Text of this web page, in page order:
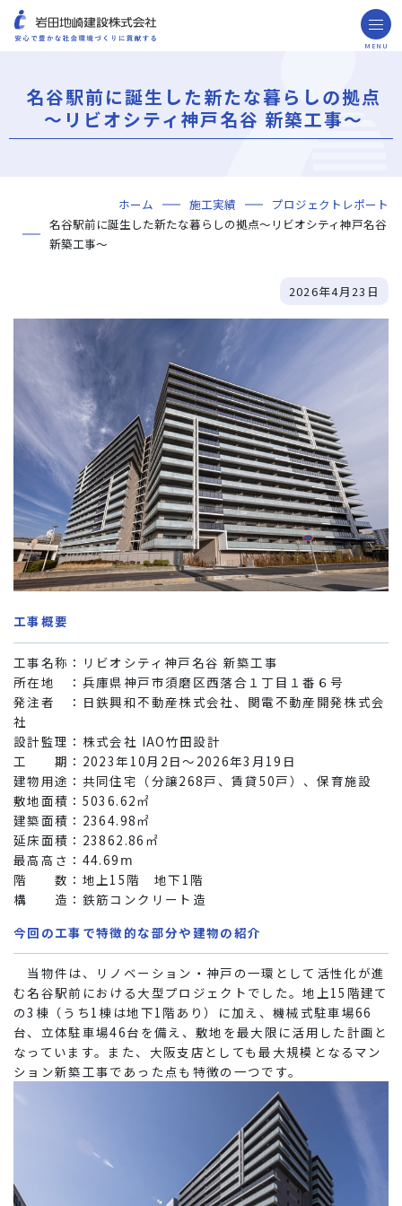
MENU
企業情報
ごあいさつ
ミッション・ビジョン・社訓
会社概要
組織図
役員一覧
沿革
岩田地崎の歴史
事業所一覧
関連会社
プレスリリース
財務情報
岩田地崎建設のCM
3分でわかる岩田地崎建設
用途区分から探す
GISマップシステム
Niseko Project
プロジェクトレポート
技術・ソリューション
土木技術
建築技術
環境技術
ICT
再開発事業
PPP/PFI
ZEB
採用情報
名谷駅前に誕生した新たな暮らしの拠点
～リビオシティ神戸名谷 新築工事～
ホーム 施工実績
プロジェクトレポート
名谷駅前に誕生した新たな暮らしの拠点～リビオシティ神戸名谷
新築工事～
2026年4月23日
工事概要
工事名称：リビオシティ神戸名谷 新築工事
所在地 ：兵庫県神戸市須磨区西落合１丁目１番６号
発注者 ：日鉄興和不動産株式会社、関電不動産開発株式会
社
設計監理：株式会社 IAO竹田設計
工 期：2023年10月2日～2026年3月19日
建物用途：共同住宅（分譲268戸、賃貸50戸）、保育施設
敷地面積：5036.62㎡
建築面積：2364.98㎡
延床面積：23862.86㎡
最高高さ：44.69ⅿ
階 数：地上15階 地下1階
構 造：鉄筋コンクリート造
今回の工事で特徴的な部分や建物の紹介
当物件は、リノベーション・神戸の一環として活性化が進
む名谷駅前における大型プロジェクトでした。地上15階建て
の3棟（うち1棟は地下1階あり）に加え、機械式駐車場66
台、立体駐車場46台を備え、敷地を最大限に活用した計画と
なっています。また、大阪支店としても最大規模となるマン
ション新築工事であった点も特徴の一つです。